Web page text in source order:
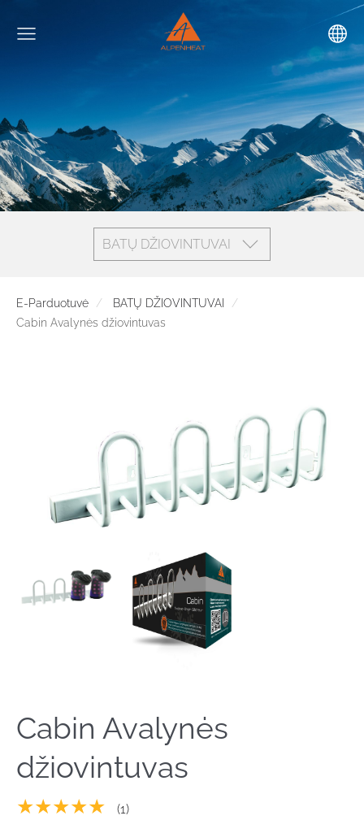
BATŲ DŽIOVINTUVAI
E-Parduotuvė
BATŲ DŽIOVINTUVAI
Cabin Avalynės džiovintuvas
Cabin Avalynės
džiovintuvas
★★★★★ (1)